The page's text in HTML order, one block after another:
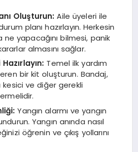
Oluşturun: Aile üyeleri ile
planı hazırlayın. Herkesin
yapacağını bilmesi, panik
almasını sağlar.
Temel ilk yardım
bir kit oluşturun. Bandaj,
kesici ve diğer gerekli
Yangın alarmı ve yangın
Yangın anında nasıl
öğrenin ve çıkış yollarını